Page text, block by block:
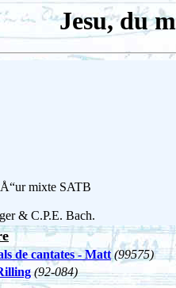
Jesu, du
mixte SATB
& C.P.E. Bach.
de cantates - Matt (99575)
(92-084)